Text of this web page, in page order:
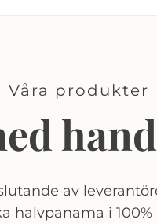
Våra produkter
av
halvpanama i